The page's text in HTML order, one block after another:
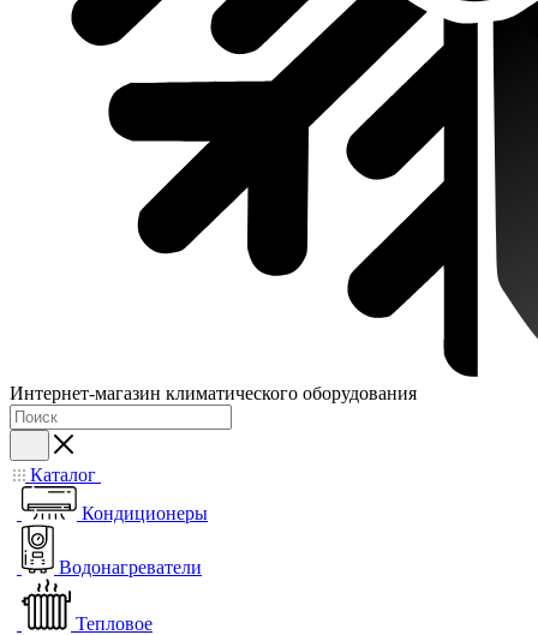
Интернет-магазин климатического оборудования
Каталог
Кондиционеры
Водонагреватели
Тепловое